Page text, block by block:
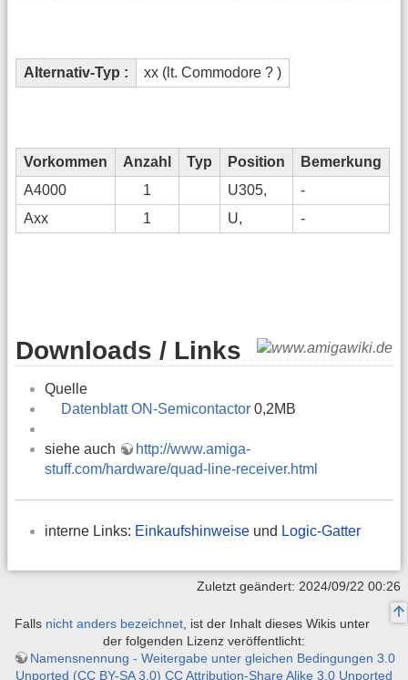
Alternativ-Typ : xx (lt. Commodore ? )
Vorkommen Anzahl Typ Position
Bemerkung
A4000
1 U305,
-
Axx
1 U, -
Downloads / Links
Quelle
Datenblatt ON-Semicontactor 0,2MB
siehe auch
http://www.amiga-
stuff.com/hardware/quad-line-receiver.html
interne Links: Einkaufshinweise und Logic-Gatter
Zuletzt geändert: 2024/09/22 00:26
Falls nicht anders bezeichnet , ist der Inhalt dieses Wikis unter
der folgenden Lizenz veröffentlicht:
Namensnennung - Weitergabe unter gleichen Bedingungen 3.0
Unported (CC BY-SA 3.0) CC Attribution-Share Alike 3.0 Unported